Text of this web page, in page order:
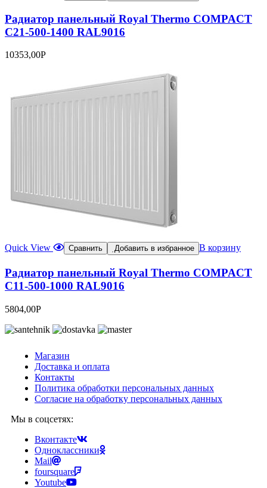
Радиатор панельный Royal Thermo COMPACT
C21-500-1400 RAL9016
10353,00Р
Quick View Сравнить Добавить в избранное В корзину
Радиатор панельный Royal Thermo COMPACT
C11-500-1000 RAL9016
5804,00Р
Магазин
Доставка и оплата
Контакты
Политика обработки персональных данных
Согласие на обработку персональных данных
Мы в соцсетях:
Вконтакте
Одноклассники
Mail
foursquare
Youtube